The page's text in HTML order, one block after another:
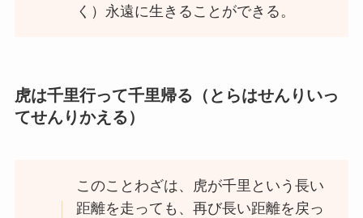
く）永遠に生きることができる。
虎は千里行って千里帰る（とらはせんりいっ
てせんりかえる）
このことわざは、虎が千里という長い
距離を走っても、再び長い距離を戻っ